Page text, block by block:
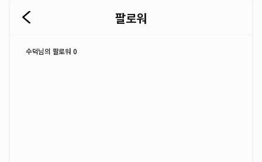
팔로워
수덕님의 팔로워 0